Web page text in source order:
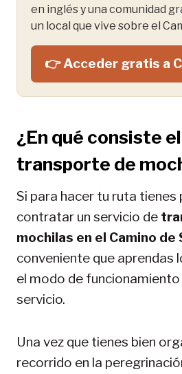
en inglés y una comunidad
un local que vive sobre el
👉 Acceder gratis a
¿En qué consiste
transporte de
Si para hacer tu ruta tienes
contratar un servicio de
mochilas en el Camino de
conveniente que aprendas
el modo de
servicio.
Una vez que tienes bien
recorrido en la